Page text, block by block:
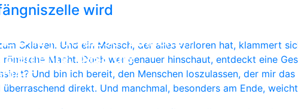
wird
Sklaven. Und ein Mensch, der alles verloren hat, klammert
Macht. Doch wer genauer hinschaut, entdeckt eine
Und bin ich bereit, den Menschen loszulassen, der mir
direkt. Und manchmal, besonders am Ende,
aus ineinanderpassenden
Und jede dieser Einheiten
dass die